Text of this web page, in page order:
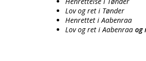
Lov og ret i Tønder
Henrettet i Aabenraa
Lov og ret i Aabenraa og